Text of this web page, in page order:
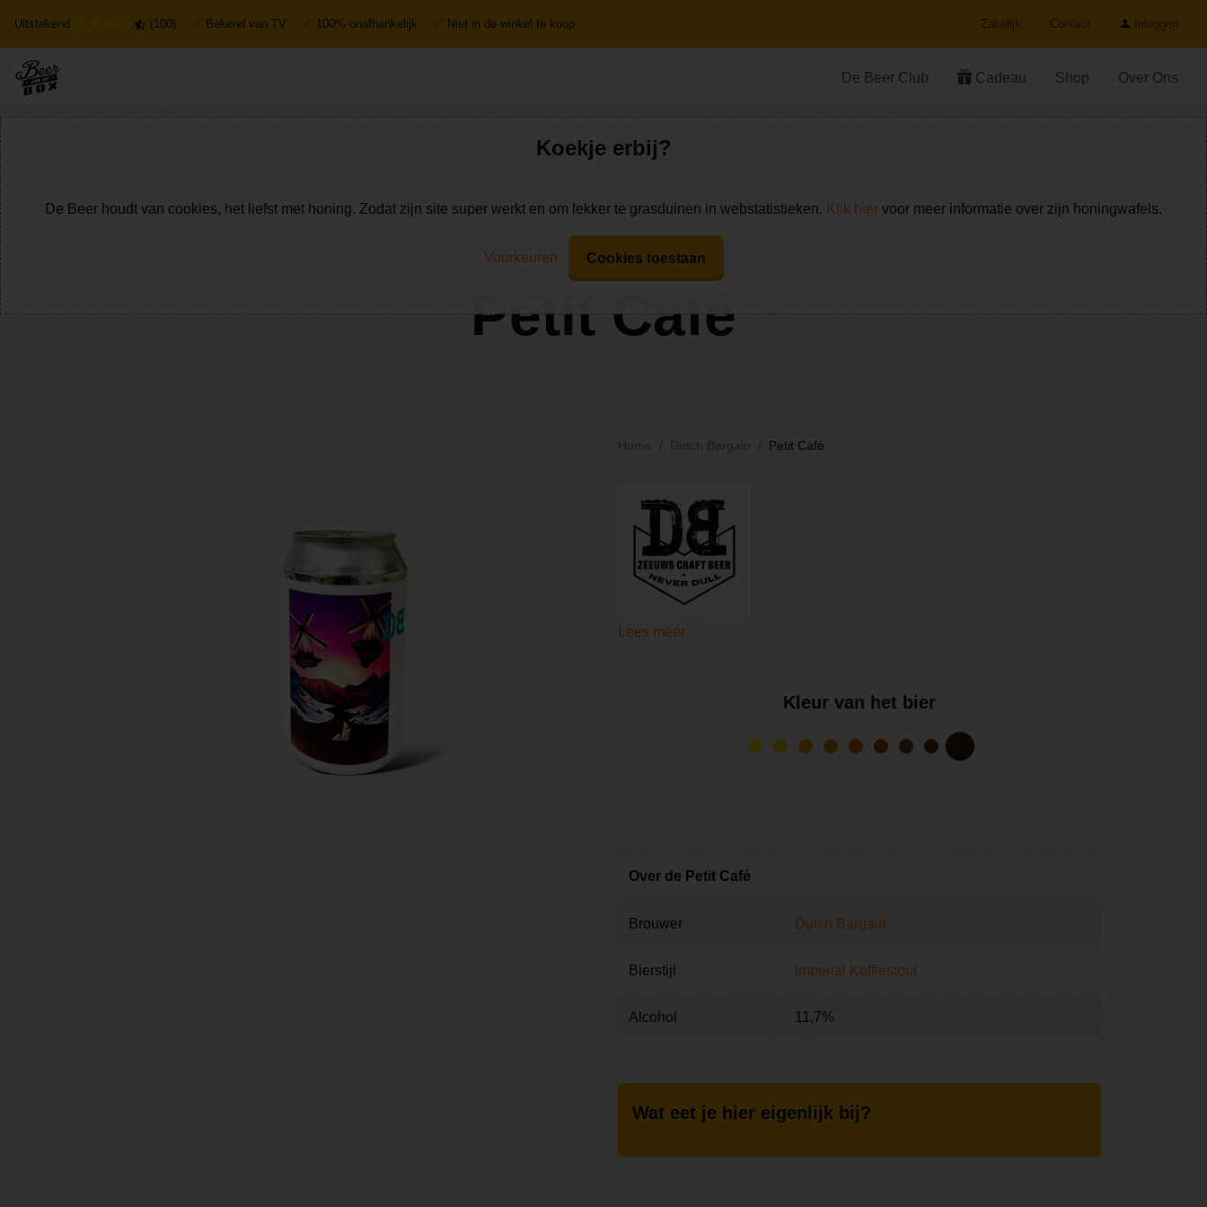
Uitstekend (100) Bekend van TV 100% onafhankelijk Niet in de winkel te koop Zakelijk Contact Inloggen
De Beer Club Cadeau Shop Over Ons
Petit Café
Home Dutch Bargain Petit Café
Lees meer
Kleur van het bier
Over de Petit Café
Brouwer Dutch Bargain
Bierstijl Imperial Koffiestout
Alcohol 11,7%
Wat eet je hier eigenlijk bij?
Koekje erbij?
De Beer houdt van cookies, het liefst met honing. Zodat zijn site super werkt en om lekker te grasduinen in webstatistieken. Klik hier voor meer informatie over zijn honingwafels.
Voorkeuren Cookies toestaan